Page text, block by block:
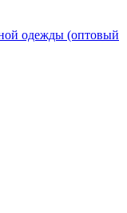
одежды (оптовый